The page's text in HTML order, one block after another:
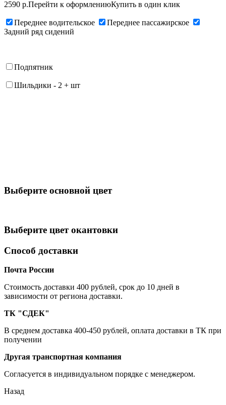
2590 р.Перейти к оформлениюКупить в один клик
Переднее водительское
Переднее пассажирское
Задний ряд сидений
Подпятник
Шильдики - 2 + шт
Выберите oсновной цвет
Выберите цвет окантовки
Способ доставки
Почта России
Cтоимость доставки 400 рублей, срок до 10 дней в
зависимости от региона доставки.
ТК "СДЕК"
В среднем доставка 400-450 рублей, оплата доставки в ТК при
получении
Другая транспортная компания
Согласуется в индивидуальном порядке с менеджером.
Назад